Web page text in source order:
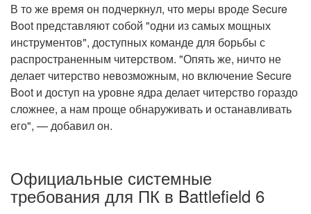
В то же время он подчеркнул, что меры вроде Secure
Boot представляют собой "одни из самых мощных
инструментов", доступных команде для борьбы с
распространенным читерством. "Опять же, ничто не
делает читерство невозможным, но включение Secure
Boot и доступ на уровне ядра делает читерство гораздо
сложнее, а нам проще обнаруживать и останавливать
его", — добавил он.
Официальные системные
требования для ПК в Battlefield 6